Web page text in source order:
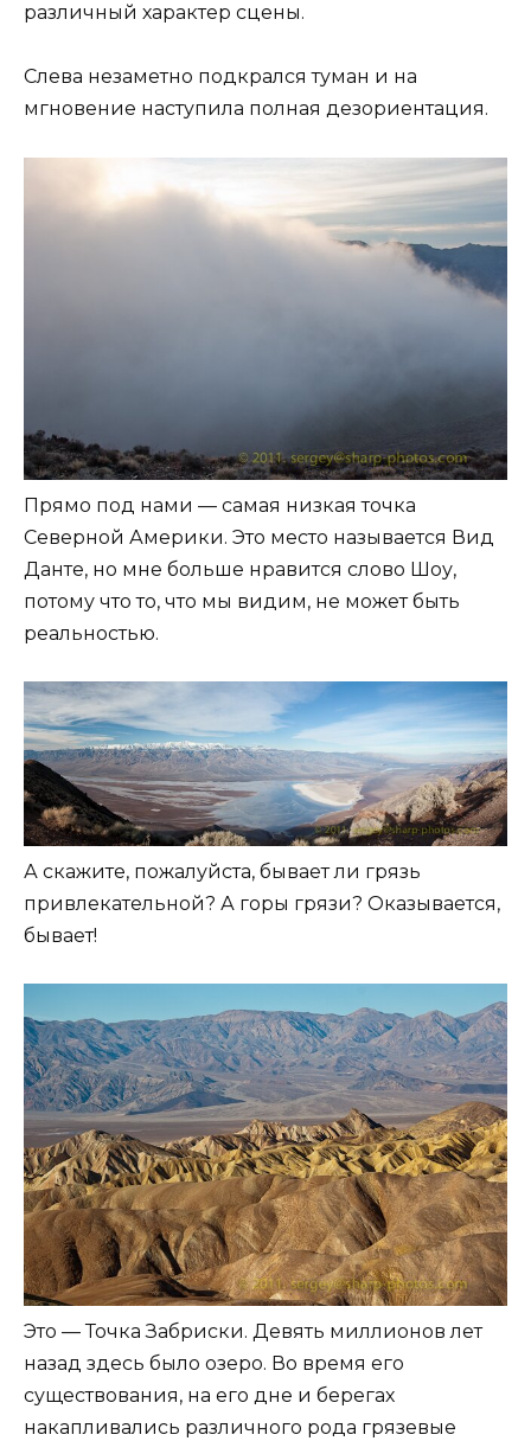
различный характер сцены.
Слева незаметно подкрался туман и на
мгновение наступила полная дезориентация.
Прямо под нами — самая низкая точка
Северной Америки. Это место называется Вид
Данте, но мне больше нравится слово Шоу,
потому что то, что мы видим, не может быть
реальностью.
А скажите, пожалуйста, бывает ли грязь
привлекательной? А горы грязи? Оказывается,
бывает!
Это — Точка Забриски. Девять миллионов лет
назад здесь было озеро. Во время его
существования, на его дне и берегах
накапливались различного рода грязевые